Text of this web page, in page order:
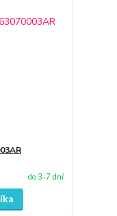
do 3-7 dní